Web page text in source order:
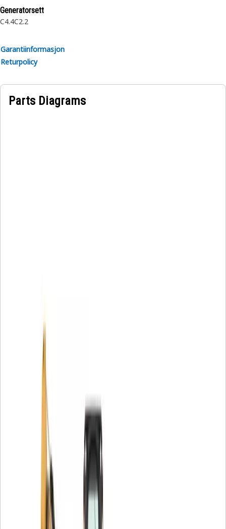
Generatorsett
C4.4C2.2
Garantiinformasjon
Returpolicy
Parts Diagrams